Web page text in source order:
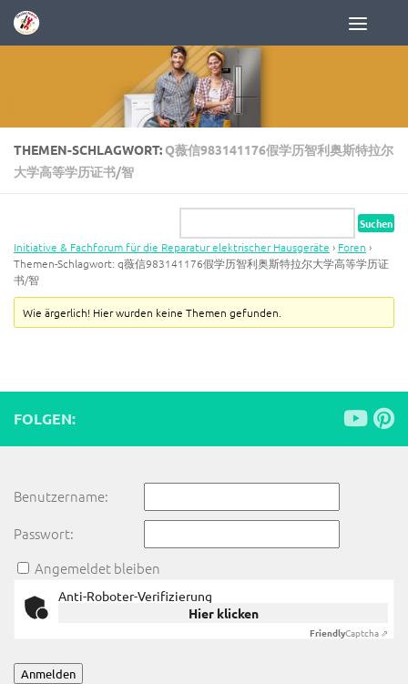
Zum Inhalt springen
THEMEN-SCHLAGWORT: Q薇信983141176假学历智利奥斯特拉尔
大学高等学历证书/智
Initiative & Fachforum für die Reparatur elektrischer Hausgeräte › Foren ›
Themen-Schlagwort: q薇信983141176假学历智利奥斯特拉尔大学高等学历证
书/智
Wie ärgerlich! Hier wurden keine Themen gefunden.
FOLGEN:
Benutzername:
Passwort:
Angemeldet bleiben
Anti-Roboter-Verifizierung
Hier klicken
FriendlyCaptcha ⇗
Anmelden